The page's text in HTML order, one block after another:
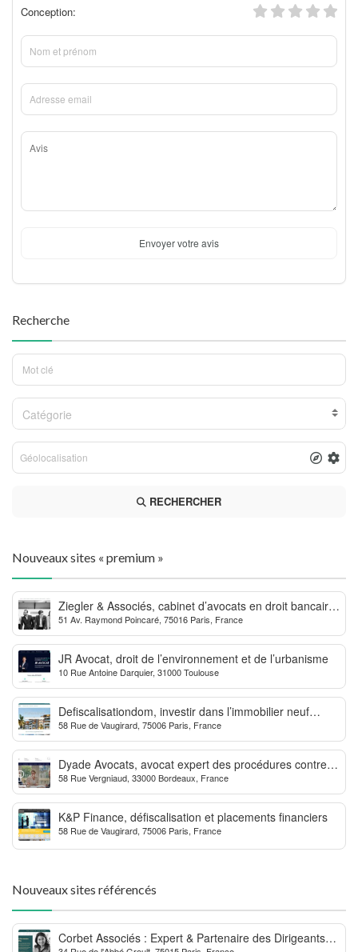
Conception:
Envoyer votre avis
Recherche
Catégorie
RECHERCHER
Nouveaux sites « premium »
Ziegler & Associés, cabinet d’avocats en droit bancaire,
cryptomonnaie et escroqueries financières
51 Av. Raymond Poincaré, 75016 Paris, France
JR Avocat, droit de l’environnement et de l’urbanisme
10 Rue Antoine Darquier, 31000 Toulouse
Defiscalisationdom, investir dans l’immobilier neuf
Outre-mer
58 Rue de Vaugirard, 75006 Paris, France
Dyade Avocats, avocat expert des procédures contre la
MDPH
58 Rue Vergniaud, 33000 Bordeaux, France
K&P Finance, défiscalisation et placements financiers
58 Rue de Vaugirard, 75006 Paris, France
Nouveaux sites référencés
Corbet Associés : Expert & Partenaire des Dirigeants